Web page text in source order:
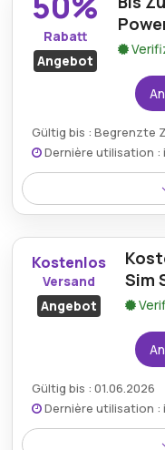
Rabatt
Angebot
Gültig bis : Begrenzte
Dernière utilisation :
Art des
Kumulierbar:
kombinierbar
Kostenlos
Versand
Angebot
Sim
Gültig bis : 01.06.2026
Dernière utilisation :